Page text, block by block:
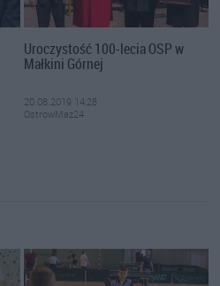
Uroczystość 100-lecia OSP w
Małkini Górnej
20.08.2019 14:28
OstrowMaz24